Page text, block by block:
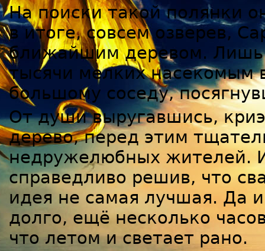
На поиски такой полянки
в итоге, совсем озверев,
ближайшим деревом. Лишь
тысячи мелких насекомым
большому соседу,
От души выругавшись,
дерево, перед этим
недружелюбных жителей.
справедливо решив, что
идея не самая лучшая. Да
долго, ещё несколько
что летом и светает рано.